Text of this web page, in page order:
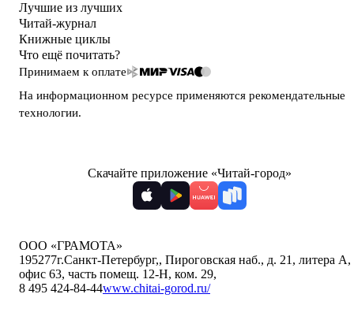
Лучшие из лучших
Читай-журнал
Книжные циклы
Что ещё почитать?
Принимаем к оплате
На информационном ресурсе применяются рекомендательные
технологии.
Скачайте приложение «Читай-город»
ООО «ГРАМОТА»
195277г.Санкт-Петербург,, Пироговская наб., д. 21, литера А,
офис 63, часть помещ. 12-Н, ком. 29,
8 495 424-84-44www.chitai-gorod.ru/